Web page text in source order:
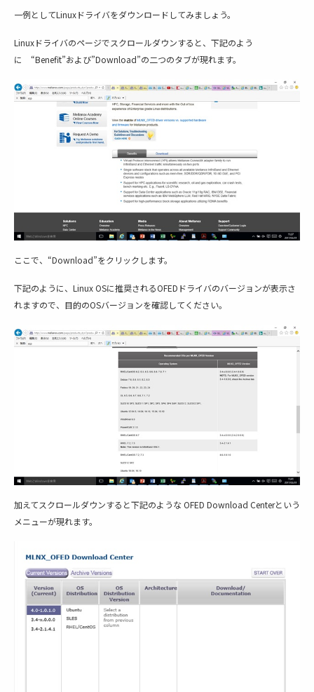
一例としてLinuxドライバをダウンロードしてみましょう。
Linuxドライバのページでスクロールダウンすると、下記のよう
に “Benefit”および”Download”の二つのタブが現れます。
ここで、“Download”をクリックします。
下記のように、Linux OSに推奨されるOFEDドライバのバージョンが表示さ
れますので、目的のOSバージョンを確認してください。
加えてスクロールダウンすると下記のような OFED Download Centerという
メニューが現れます。